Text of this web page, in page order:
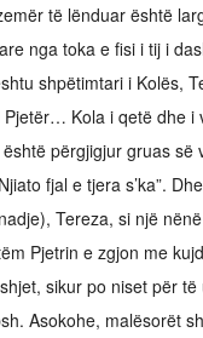
të lënduar është
nga toka e fisi i tij i
shpëtimtari i Kolës,
Pjetër… Kola i qetë dhe i
përgjigjur gruas së
fjal e tjera s’ka”.
Tereza, si një
Pjetrin e zgjon me
sikur po niset për
Asokohe, malësorët